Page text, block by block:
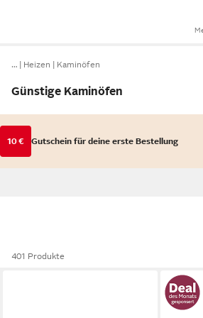
… Heizen Kaminöfen
Günstige Kaminöfen
10 € Gutschein für deine erste Bestellung
401 Produkte